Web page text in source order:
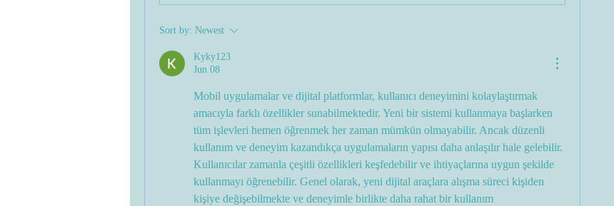
Sort by: Newest
Kyky123
Jun 08
Mobil uygulamalar ve dijital platformlar, kullanıcı deneyimini kolaylaştırmak
amacıyla farklı özellikler sunabilmektedir. Yeni bir sistemi kullanmaya başlarken
tüm işlevleri hemen öğrenmek her zaman mümkün olmayabilir. Ancak düzenli
kullanım ve deneyim kazandıkça uygulamaların yapısı daha anlaşılır hale gelebilir.
Kullanıcılar zamanla çeşitli özellikleri keşfedebilir ve ihtiyaçlarına uygun şekilde
kullanmayı öğrenebilir. Genel olarak, yeni dijital araçlara alışma süreci kişiden
kişiye değişebilmekte ve deneyimle birlikte daha rahat bir kullanım